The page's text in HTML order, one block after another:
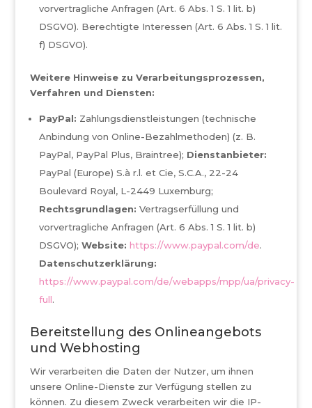
vorvertragliche Anfragen (Art. 6 Abs. 1 S. 1 lit. b)
DSGVO). Berechtigte Interessen (Art. 6 Abs. 1 S. 1 lit.
f) DSGVO).
Weitere Hinweise zu Verarbeitungsprozessen,
Verfahren und Diensten:
PayPal: Zahlungsdienstleistungen (technische
Anbindung von Online-Bezahlmethoden) (z. B.
PayPal, PayPal Plus, Braintree); Dienstanbieter:
PayPal (Europe) S.à r.l. et Cie, S.C.A., 22-24
Boulevard Royal, L-2449 Luxemburg;
Rechtsgrundlagen: Vertragserfüllung und
vorvertragliche Anfragen (Art. 6 Abs. 1 S. 1 lit. b)
DSGVO); Website: https://www.paypal.com/de.
Datenschutzerklärung:
https://www.paypal.com/de/webapps/mpp/ua/privacy-
full.
Bereitstellung des Onlineangebots
und Webhosting
Wir verarbeiten die Daten der Nutzer, um ihnen
unsere Online-Dienste zur Verfügung stellen zu
können. Zu diesem Zweck verarbeiten wir die IP-